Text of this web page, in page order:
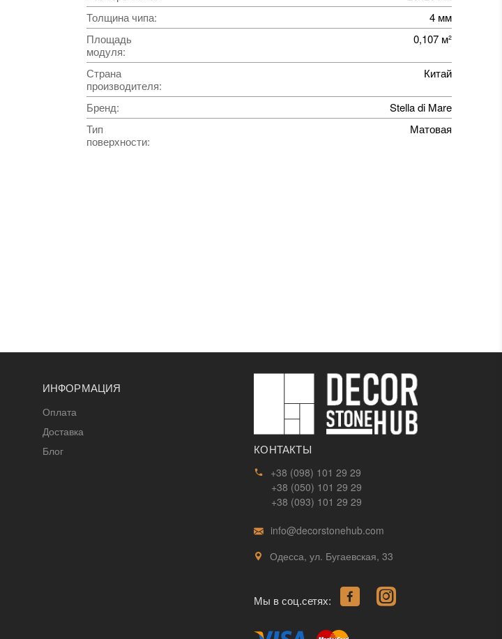
Толщина чипа:
4 мм
Площадь
модуля:
0,107 м²
Страна
производителя:
Китай
Бренд:
Stella di Mare
Тип
поверхности:
Матовая
ИНФОРМАЦИЯ
Оплата
Доставка
Блог
КОНТАКТЫ
+38 (098) 101 29 29
+38 (050) 101 29 29
+38 (093) 101 29 29
info@decorstonehub.com
Одесса, ул. Бугаевская, 33
Мы в соц.сетях: